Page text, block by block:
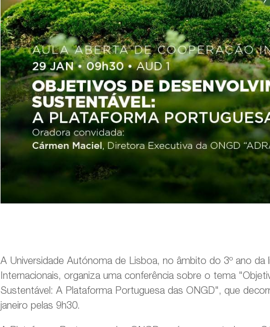
A Universidade Autónoma de Lisboa, no âmbito do 3º ano da
Internacionais, organiza uma conferência sobre o tema
Sustentável: A Plataforma Portuguesa das ONGD", que
janeiro pelas 9h30.